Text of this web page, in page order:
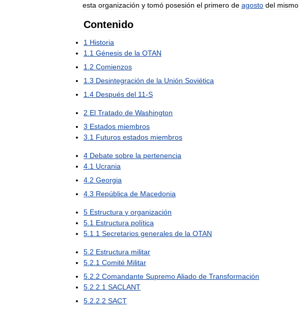
esta organización y tomó posesión el primero de agosto del mismo
Contenido
1 Historia
1 1 Génesis de la OTAN
1 2 Comienzos
1 3 Desintegración de la Unión Soviética
1 4 Después del 11-S
2 El Tratado de Washington
3 Estados miembros
3 1 Futuros estados miembros
4 Debate sobre la pertenencia
4 1 Ucrania
4 2 Georgia
4 3 República de Macedonia
5 Estructura y organización
5 1 Estructura política
5 1 1 Secretarios generales de la OTAN
5 2 Estructura militar
5 2 1 Comité Militar
5 2 2 Comandante SupremoAliado de Transformación
5 2 2 1 SACLANT
5 2 2 2 SACT